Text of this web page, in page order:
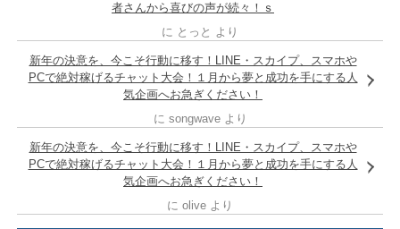
者さんから喜びの声が続々！ｓ
に とっと より
新年の決意を、今こそ行動に移す！LINE・スカイプ、スマホや
PCで絶対稼げるチャット大会！１月から夢と成功を手にする人
気企画へお急ぎください！
に songwaveより
新年の決意を、今こそ行動に移す！LINE・スカイプ、スマホや
PCで絶対稼げるチャット大会！１月から夢と成功を手にする人
気企画へお急ぎください！
に olive より